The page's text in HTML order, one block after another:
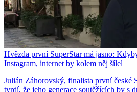
Hvězda první SuperStar má jasno:
Instagram, internet by kolem něj šílel
Julián Záhorovský, finalista první české
tvrdí, že jeho generace soutěžících by s